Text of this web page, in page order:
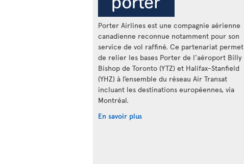
Porter Airlines est une compagnie aérienne
canadienne reconnue notamment pour son
service de vol raffiné. Ce partenariat permet
de relier les bases Porter de l'aéroport Billy
Bishop de Toronto (YTZ) et Halifax-Stanfield
(YHZ) à l’ensemble du réseau Air Transat
incluant les destinations européennes, via
Montréal.
En savoir plus